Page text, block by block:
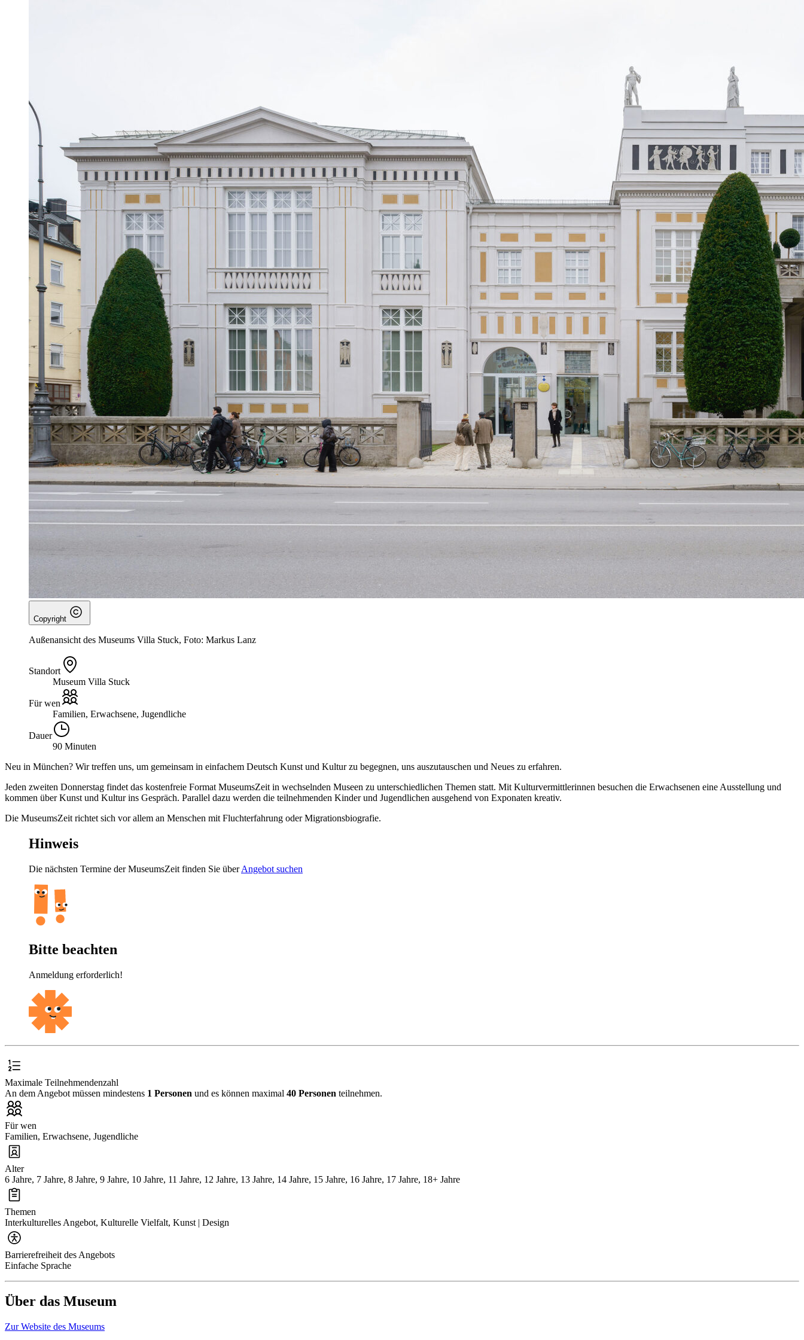
Copyright
Außenansicht des Museums Villa Stuck, Foto: Markus Lanz
Standort
Museum Villa Stuck
Für wen
Familien, Erwachsene, Jugendliche
Dauer
90 Minuten
Neu in München? Wir treffen uns, um gemeinsam in einfachem Deutsch Kunst und Kultur zu begegnen, uns auszutauschen und Neues zu erfahren.
Jeden zweiten Donnerstag findet das kostenfreie Format MuseumsZeit in wechselnden Museen zu unterschiedlichen Themen statt. Mit Kulturvermittlerinnen besuchen die Erwachsenen eine Ausstellung und
kommen über Kunst und Kultur ins Gespräch. Parallel dazu werden die teilnehmenden Kinder und Jugendlichen ausgehend von Exponaten kreativ.
Die MuseumsZeit richtet sich vor allem an Menschen mit Fluchterfahrung oder Migrationsbiografie.
Hinweis
Die nächsten Termine der MuseumsZeit finden Sie überAngebot suchen
Bitte beachten
Anmeldung erforderlich!
Maximale Teilnehmendenzahl
An dem Angebot müssen mindestens 1 Personen und es können maximal 40 Personen teilnehmen.
Für wen
Familien, Erwachsene, Jugendliche
Alter
6 Jahre, 7 Jahre, 8 Jahre, 9 Jahre, 10 Jahre, 11 Jahre, 12 Jahre, 13 Jahre, 14 Jahre, 15 Jahre, 16 Jahre, 17 Jahre, 18+ Jahre
Themen
Interkulturelles Angebot, Kulturelle Vielfalt, Kunst | Design
Barrierefreiheit des Angebots
Einfache Sprache
Über das Museum
Zur Website des Museums